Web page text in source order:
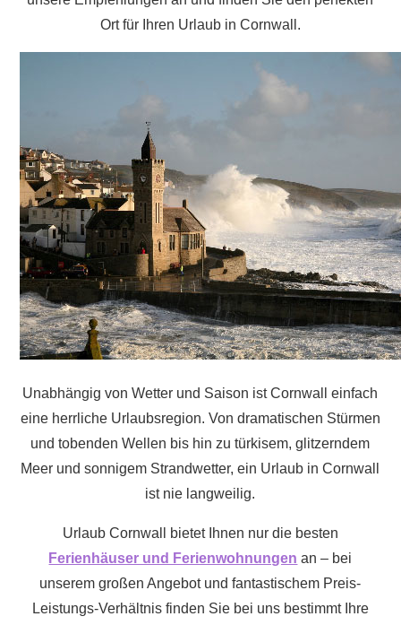
Ort für Ihren Urlaub in Cornwall.
Unabhängig von Wetter und Saison ist Cornwall einfach
eine herrliche Urlaubsregion. Von dramatischen Stürmen
und tobenden Wellen bis hin zu türkisem, glitzerndem
Meer und sonnigem Strandwetter, ein Urlaub in Cornwall
ist nie langweilig.
Urlaub Cornwall bietet Ihnen nur die besten
Ferienhäuser und Ferienwohnungen an – bei
unserem großen Angebot und fantastischem Preis-
Leistungs-Verhältnis finden Sie bei uns bestimmt Ihre